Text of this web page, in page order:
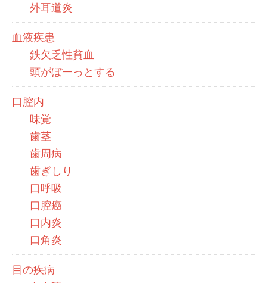
外耳道炎
血液疾患
鉄欠乏性貧血
頭がぼーっとする
口腔内
味覚
歯茎
歯周病
歯ぎしり
口呼吸
口腔癌
口内炎
口角炎
目の疾病